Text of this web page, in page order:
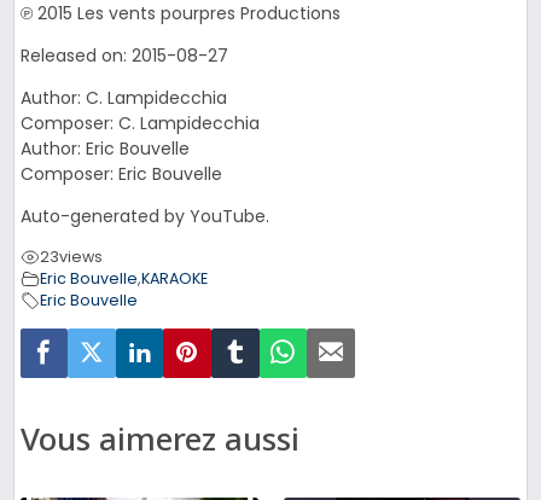
℗ 2015 Les vents pourpres Productions
Released on: 2015-08-27
Author: C. Lampidecchia
Composer: C. Lampidecchia
Author: Eric Bouvelle
Composer: Eric Bouvelle
Auto-generated by YouTube.
23views
Eric Bouvelle,KARAOKE
Eric Bouvelle
Vous aimerez aussi